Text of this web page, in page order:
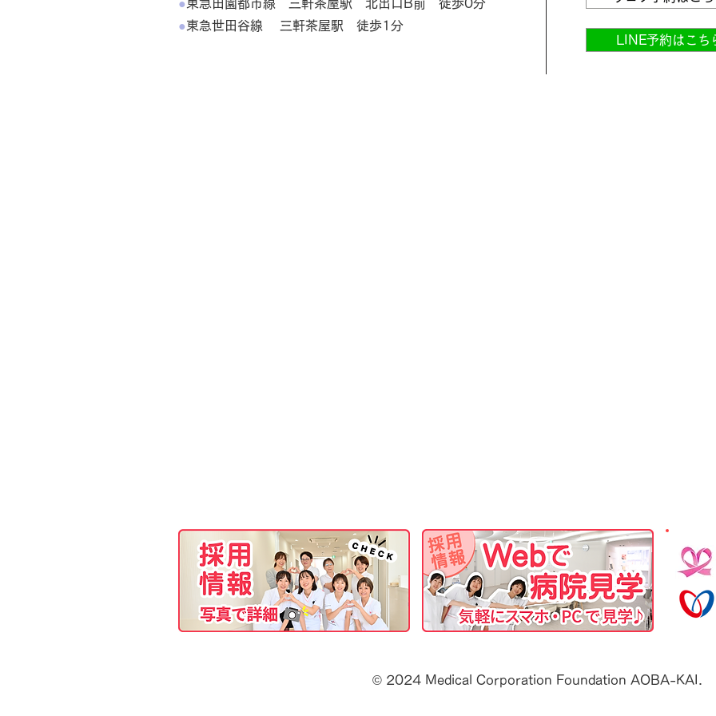
● 東急田園都市線 三軒茶屋駅 北出口B前 徒歩0分
●東急世田谷線 三軒茶屋駅 徒歩1分
LINE予約はこ
© 2024 Medical Corporation Foundation AOBA-KAI.